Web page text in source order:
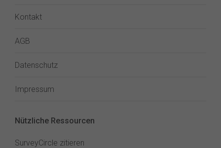
Kontakt
AGB
Datenschutz
Impressum
Nützliche Ressourcen
SurveyCircle zitieren